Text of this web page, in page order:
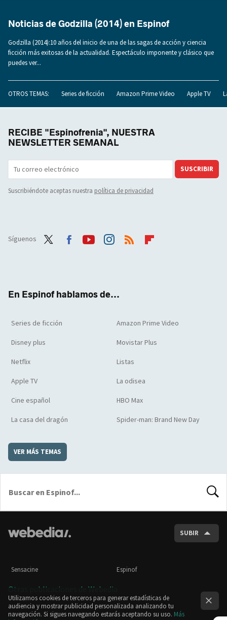
Noticias de Godzilla (2014) en Espinof
Godzilla (2014):10 años del inicio de una de las sagas de acción y ciencia
ficción más exitosas de la actualidad. Espectáculo imponente y clásico que
puedes ver...
OTROS TEMAS: Series de ficción Amazon Prime Video Apple TV
RECIBE "Espinofrenia", NUESTRA
NEWSLETTER SEMANAL
SUSCRIBIR
Suscribiéndote aceptas nuestra política de privacidad
Síguenos
En Espinof hablamos de...
Series de ficción Amazon Prime Video
Disney plus Movistar Plus
Netflix Listas
Apple TV La odisea
Cine español HBO Max
La casa del dragón Spider-man: Brand New Day
VER MÁS TEMAS
SUBIR
Sensacine Espinof
Otras publicaciones de Webedia
Utilizamos cookies de terceros para generar estadísticas de
audiencia y mostrar publicidad personalizada analizando tu
navegación. Si sigues navegando estarás aceptando su uso. Más